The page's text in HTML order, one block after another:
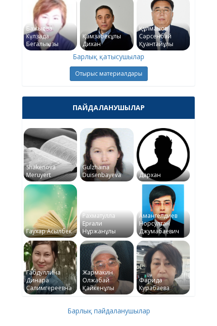
Бажықова
Күлзада
Бегалықызы
Қамзабекұлы
Дихан
Құлманов
Сәрсенбай
Қуантайұлы
Барлық қатысушылар
Отырыс материалдары
ПАЙДАЛАНУШЫЛАР
Shakenova
Meruyert
Gulzhaina
Duisenbayeva
Дархан
Гаухар Асылбек
Рахматулла
Ерғали
Нұржанұлы
Амангелдиев
Норсултан
Джумабаевич
Габдуллина
Динара
Салимгереевна
Жармакин
Олжабай
Қайкенұлы
Фарида
Курабаева
Барлық пайдаланушылар